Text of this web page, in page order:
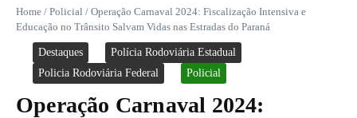
Home / Policial / Operação Carnaval 2024: Fiscalização Intensiva e
Educação no Trânsito Salvam Vidas nas Estradas do Paraná
Destaques
Polícia Rodoviária Estadual
Policia Rodoviária Federal
Policial
Operação Carnaval 2024: